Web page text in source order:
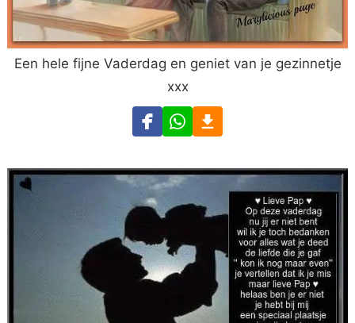
Een hele fijne Vaderdag en geniet van je gezinnetje
xxx